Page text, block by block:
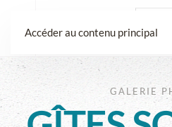
Accéder au contenu principal
GALERIE